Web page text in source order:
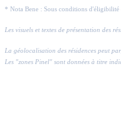
* Nota Bene : Sous conditions d'éligibilité
Les visuels et textes de présentation des
La géolocalisation des résidences peut
Les "zones Pinel" sont données à titre